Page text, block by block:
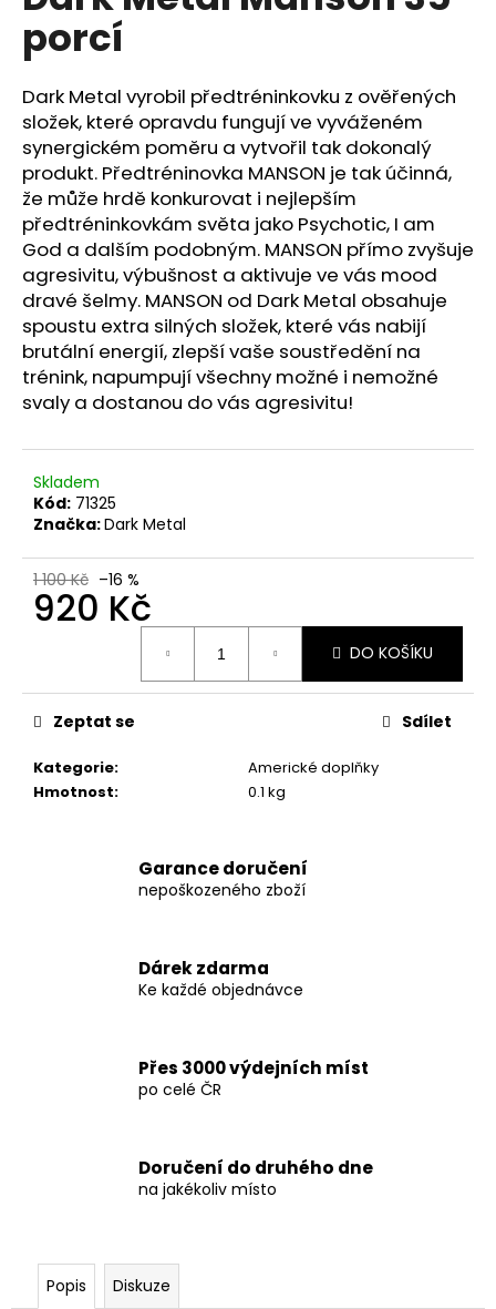
5
hvězdiček.
porcí
Dark Metal vyrobil předtréninkovku z ověřených
složek, které opravdu fungují ve vyváženém
synergickém poměru a vytvořil tak dokonalý
produkt. Předtréninovka MANSON je tak účinná,
že může hrdě konkurovat i nejlepším
předtréninkovkám světa jako Psychotic, I am
God a dalším podobným. MANSON přímo zvyšuje
agresivitu, výbušnost a aktivuje ve vás mood
dravé šelmy. MANSON od Dark Metal obsahuje
spoustu extra silných složek, které vás nabijí
brutální energií, zlepší vaše soustředění na
trénink, napumpují všechny možné i nemožné
svaly a dostanou do vás agresivitu!
Skladem
Kód: 71325
Značka:Dark Metal
1 100 Kč –16 %
920 Kč
DO KOŠÍKU
Kategorie:
Americké doplňky
Hmotnost: 0.1 kg
Zeptat se Sdílet
Garance doručení
nepoškozeného zboží
Dárek zdarma
Ke každé objednávce
Přes 3000 výdejních míst
po celé ČR
Doručení do druhého dne
na jakékoliv místo
Popis Diskuze
a
j
í
t
?
HLEDAT
D
o
p
r
u
č
u
e
m
SWISS
HCL
100
KAPSÚL